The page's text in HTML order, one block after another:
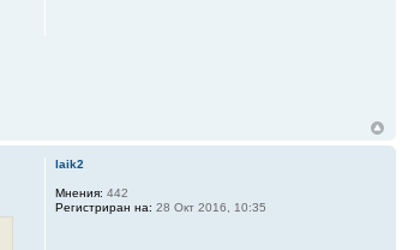
laik2
Мнения: 442
Регистриран на: 28 Окт 2016, 10:35